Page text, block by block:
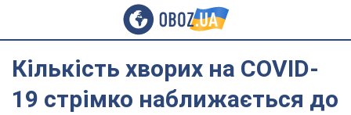
Кількість хворих на COVID-
19 стрімко наближається до